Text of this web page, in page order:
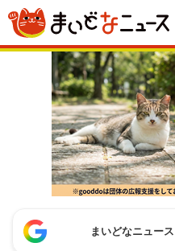
まいどなニュー